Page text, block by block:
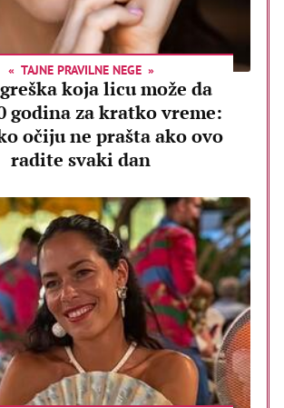
TAJNE PRAVILNE NEGE
koja licu može da
godina za kratko vreme:
očiju ne prašta ako ovo
radite svaki dan